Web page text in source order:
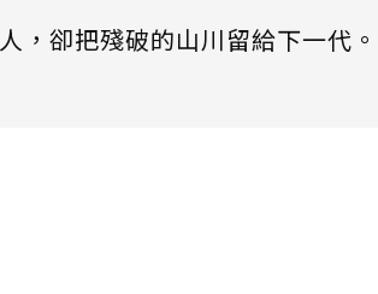
，卻把殘破的山川留給下一代